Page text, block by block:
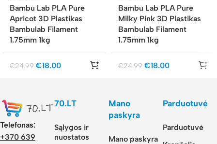
Bambu Lab PLA Pure
Apricot 3D Plastikas
Bambulab Filament
1.75mm 1kg
€24.99 €18.00
Bambu Lab PLA Pure
Milky Pink 3D Plastikas
Bambulab Filament
1.75mm 1kg
€24.99 €18.00
Telefonas:
+370 639
70.LT
Sąlygos ir
nuostatos
Mano
paskyra
Mano paskyra
Parduotuvė
Parduotuvė